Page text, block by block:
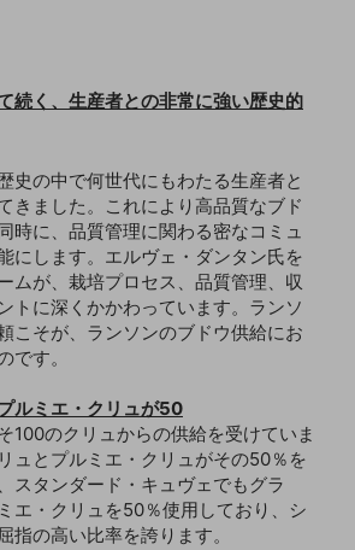
続く、生産者との非常に強い歴史的
史の中で何世代にもわたる生産者と
きました。これにより高品質なブド
時に、品質管理に関わる密なコミュ
にします。エルヴェ・ダンタン氏を
ムが、栽培プロセス、品質管理、収
トに深くかかわっています。ランソ
こそが、ランソンのブドウ供給にお
です。
ルミエ・クリュが50
100のクリュからの供給を受けていま
ュとプルミエ・クリュがその50％を
スタンダード・キュヴェでもグラ
エ・クリュを50％使用しており、シ
指の高い比率を誇ります。